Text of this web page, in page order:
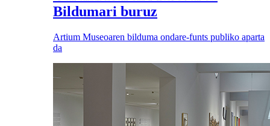
Bildumari buruz
Artium Museoaren bilduma ondare-funts publiko aparta
da